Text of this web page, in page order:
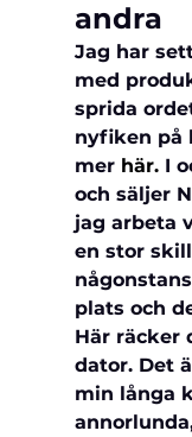
andra
Jag har
med
sprida
nyfiken på
mer här. I
och säljer
jag arbeta
en stor
plats och
Här räcker
dator. Det
min långa